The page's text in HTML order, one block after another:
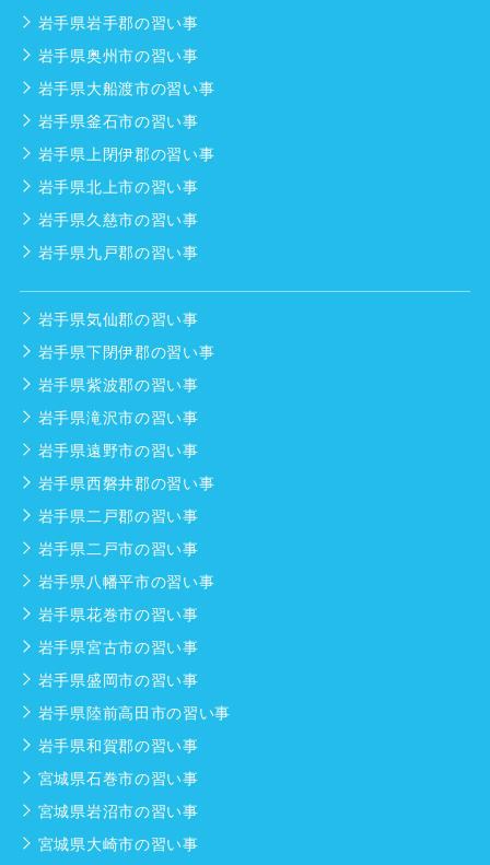
岩手県岩手郡の習い事
岩手県奥州市の習い事
岩手県大船渡市の習い事
岩手県釜石市の習い事
岩手県上閉伊郡の習い事
岩手県北上市の習い事
岩手県久慈市の習い事
岩手県九戸郡の習い事
岩手県気仙郡の習い事
岩手県下閉伊郡の習い事
岩手県紫波郡の習い事
岩手県滝沢市の習い事
岩手県遠野市の習い事
岩手県西磐井郡の習い事
岩手県二戸郡の習い事
岩手県二戸市の習い事
岩手県八幡平市の習い事
岩手県花巻市の習い事
岩手県宮古市の習い事
岩手県盛岡市の習い事
岩手県陸前高田市の習い事
岩手県和賀郡の習い事
宮城県石巻市の習い事
宮城県岩沼市の習い事
宮城県大崎市の習い事